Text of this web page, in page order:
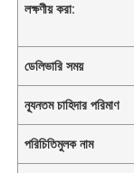
লক্ষণীয় করা:
ডেলিভারি সময়
ন্যূনতম চাহিদার পরিমাণ
পরিচিতিমুলক নাম